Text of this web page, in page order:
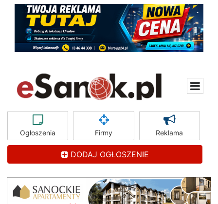
Ogłoszenia Firmy Reklama
DODAJ OGŁOSZENIE